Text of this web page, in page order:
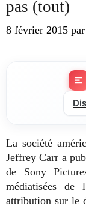
pas (tout)
8 février 2015 par
La société
Jeffrey Carr a
de Sony
médiatisées
attribution sur le